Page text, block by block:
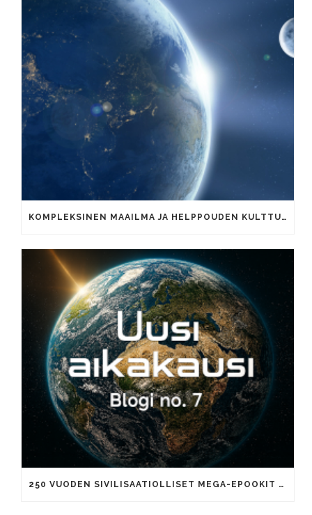
KOMPLEKSINEN MAAILMA JA HELPPOUDEN KULTTUURI
250 VUODEN SIVILISAATIOLLISET MEGA-EPOOKIT JA TUHANNEN VUODEN AIKAKAUDET